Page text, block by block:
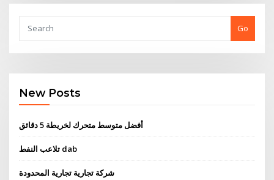
Go
New Posts
أفضل متوسط ​​متحرك لخريطة 5 دقائق
تلاعب النفط dab
شركة تجارية تجارية المحدودة